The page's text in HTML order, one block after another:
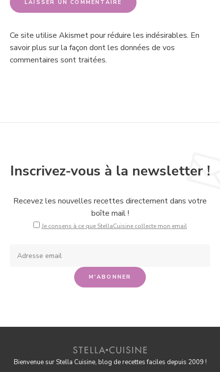
Ce site utilise Akismet pour réduire les indésirables. En
savoir plus sur la façon dont les données de vos
commentaires sont traitées.
Inscrivez-vous à la newsletter !
Recevez les nouvelles recettes directement dans votre
boîte mail !
Je consens à ce que StellaCuisine collecte mon email
Bienvenue sur Stella Cuisine, blog de recettes faciles depuis 2009 !